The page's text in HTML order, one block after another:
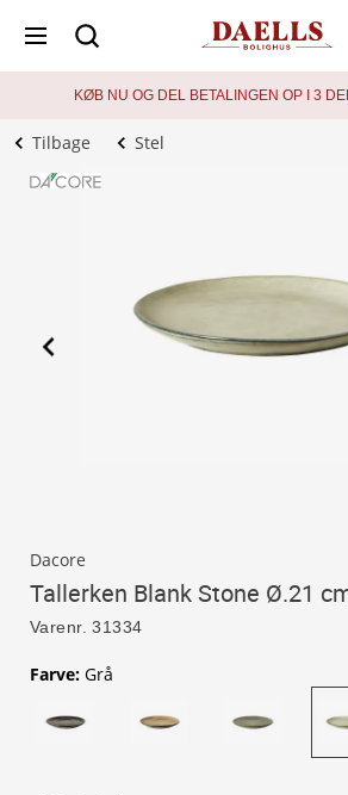
KØB NU OG DEL BETALINGEN OP I 3
Tilbage Stel
Dacore
Tallerken Blank Stone Ø.21
Varenr. 31334
Farve: Grå